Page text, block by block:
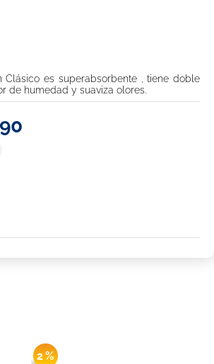
Clásico es superabsorbente , tiene doble
de humedad y suaviza olores.
2 %